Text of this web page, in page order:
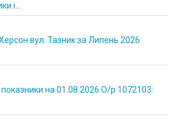
і...
вул. Тазник за Липень 2026
показники на 01.08.2026 О/р 1072103: